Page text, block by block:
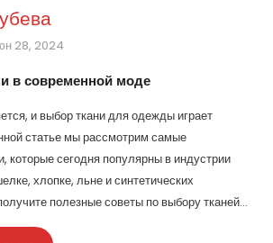
28, 2024
в современной моде
и выбор ткани для одежды играет
статье мы рассмотрим самые
которые сегодня популярны в индустрии
хлопке, льне и синтетических
полезные советы по выбору тканей